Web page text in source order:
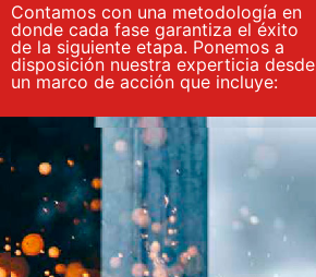
Contamos con una metodología en
donde cada fase garantiza el éxito
de la siguiente etapa. Ponemos a
disposición nuestra experticia desde
un marco de acción que incluye: